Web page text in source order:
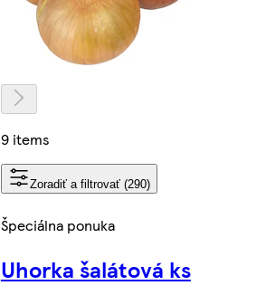
9 items
Zoradiť a filtrovať (290)
Špeciálna ponuka
Uhorka šalátová ks